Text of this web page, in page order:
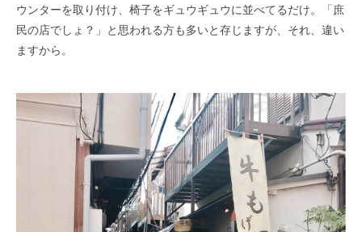
ウンターを取り付け、椅子をギュウギュウに並べてるだけ。「庶
民の店でしょ？」と思われる方も多いと存じますが、それ、違い
ますから。